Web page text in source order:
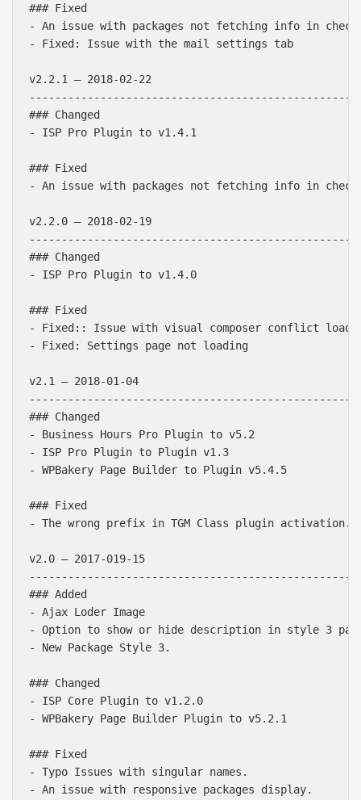
### Fixed
- An issue with packages not fetching info in
- Fixed: Issue with the mail settings tab
v2.2.1 – 2018-02-22
### Changed
- ISP Pro Plugin to v1.4.1
### Fixed
- An issue with packages not fetching info in
v2.2.0 – 2018-02-19
### Changed
- ISP Pro Plugin to v1.4.0
### Fixed
- Fixed:: Issue with visual composer conflict
- Fixed: Settings page not loading
v2.1 – 2018-01-04
### Changed
- Business Hours Pro Plugin to v5.2
- ISP Pro Plugin to Plugin v1.3
- WPBakery Page Builder to Plugin v5.4.5
### Fixed
- The wrong prefix in TGM Class plugin activation.
v2.0 – 2017-019-15
### Added
- Ajax Loder Image
- Option to show or hide description in style 3
- New Package Style 3.
### Changed
- ISP Core Plugin to v1.2.0
- WPBakery Page Builder Plugin to v5.2.1
### Fixed
- Typo Issues with singular names.
- An issue with responsive packages display.